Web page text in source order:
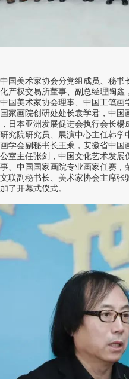
国美术家协会分党组成员、秘
产权交易所董事、副总经理陶
国美术家协会理事、中国工笔
家画院创研处处长袁学君，中
日本亚洲发展促进会执行会长
究院研究员、展演中心主任韩
学会副秘书长王乘，安徽省中
室主任张剑，中国文化艺术发
、中国国家画院专业画家任赛
联副秘书长、美术家协会主席
了开幕式仪式。